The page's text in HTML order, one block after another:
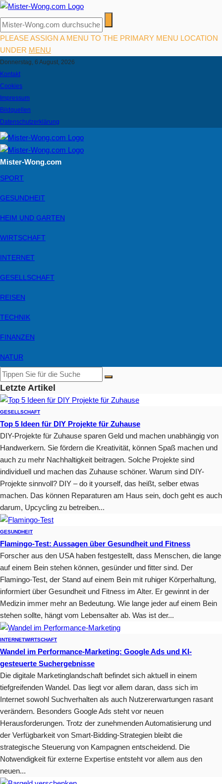
PLEASE ASSIGN A MENU TO THE PRIMARY MENU LOCATION
UNDER MENU
Donnerstag, 6 August, 2026
Kontakt
Cookies
Impressum
Bildquellen
Datenschutzerklärung
Mister-Wong.com
SPORT
GESUNDHEIT
HEIM UND GARTEN
WIRTSCHAFT
INTERNET
GESELLSCHAFT
REISEN
TECHNIK
FINANZEN
NATUR
Letzte Artikel
GESELLSCHAFT
Top 5 Ideen für DIY Projekte für Zuhause
DIY-Projekte für Zuhause sparen Geld und machen unabhängig von
Handwerkern. Sie fördern die Kreativität, können Spaß machen und
auch zu mehr Nachhaltigkeit beitragen. Solche Projekte sind
individuell und machen das Zuhause schöner. Warum sind DIY-
Projekte sinnvoll? DIY – do it yourself, das heißt, selber etwas
machen. Das können Reparaturen am Haus sein, doch geht es auch
darum, Upcycling zu betreiben...
GESUNDHEIT
Flamingo-Test: Aussagen über Gesundheit und Fitness
Forscher aus den USA haben festgestellt, dass Menschen, die lange
auf einem Bein stehen können, gesünder und fitter sind. Der
Flamingo-Test, der Stand auf einem Bein mit ruhiger Körperhaltung,
informiert über Gesundheit und Fitness im Alter. Er gewinnt in der
Medizin immer mehr an Bedeutung. Wie lange jeder auf einem Bein
stehen sollte, hängt vom Lebensalter ab. Was ist der...
INTERNETWIRTSCHAFT
Wandel im Performance-Marketing: Google Ads und KI-
gesteuerte Suchergebnisse
Die digitale Marketinglandschaft befindet sich aktuell in einem
tiefgreifenden Wandel. Das liegt vor allem daran, dass sich im
Internet sowohl Suchverhalten als auch Nutzererwartungen rasant
verändern. Besonders Google Ads steht vor neuen
Herausforderungen. Trotz der zunehmenden Automatisierung und
der Verfügbarkeit von Smart-Bidding-Strategien bleibt die
strategische Steuerung von Kampagnen entscheidend. Die
Notwendigkeit für externe Expertise entsteht vor allem aus den
neuen...